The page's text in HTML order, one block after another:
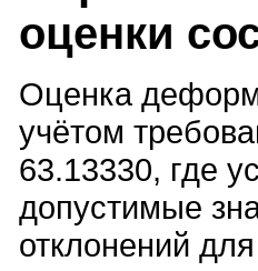
оценки
Оценка
учётом
63.13330, где
допустимые
отклонений